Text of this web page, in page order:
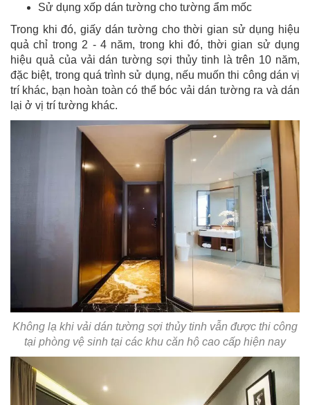
Sử dụng xốp dán tường cho tường ẩm mốc
Trong khi đó, giấy dán tường cho thời gian sử dụng hiệu
quả chỉ trong 2 - 4 năm, trong khi đó, thời gian sử dụng
hiệu quả của vải dán tường sợi thủy tinh là trên 10 năm,
đặc biệt, trong quá trình sử dụng, nếu muốn thi công dán vị
trí khác, bạn hoàn toàn có thể bóc vải dán tường ra và dán
lại ở vị trí tường khác.
Không lạ khi vải dán tường sợi thủy tinh vẫn được thi công
tại phòng vệ sinh tại các khu căn hộ cao cấp hiện nay